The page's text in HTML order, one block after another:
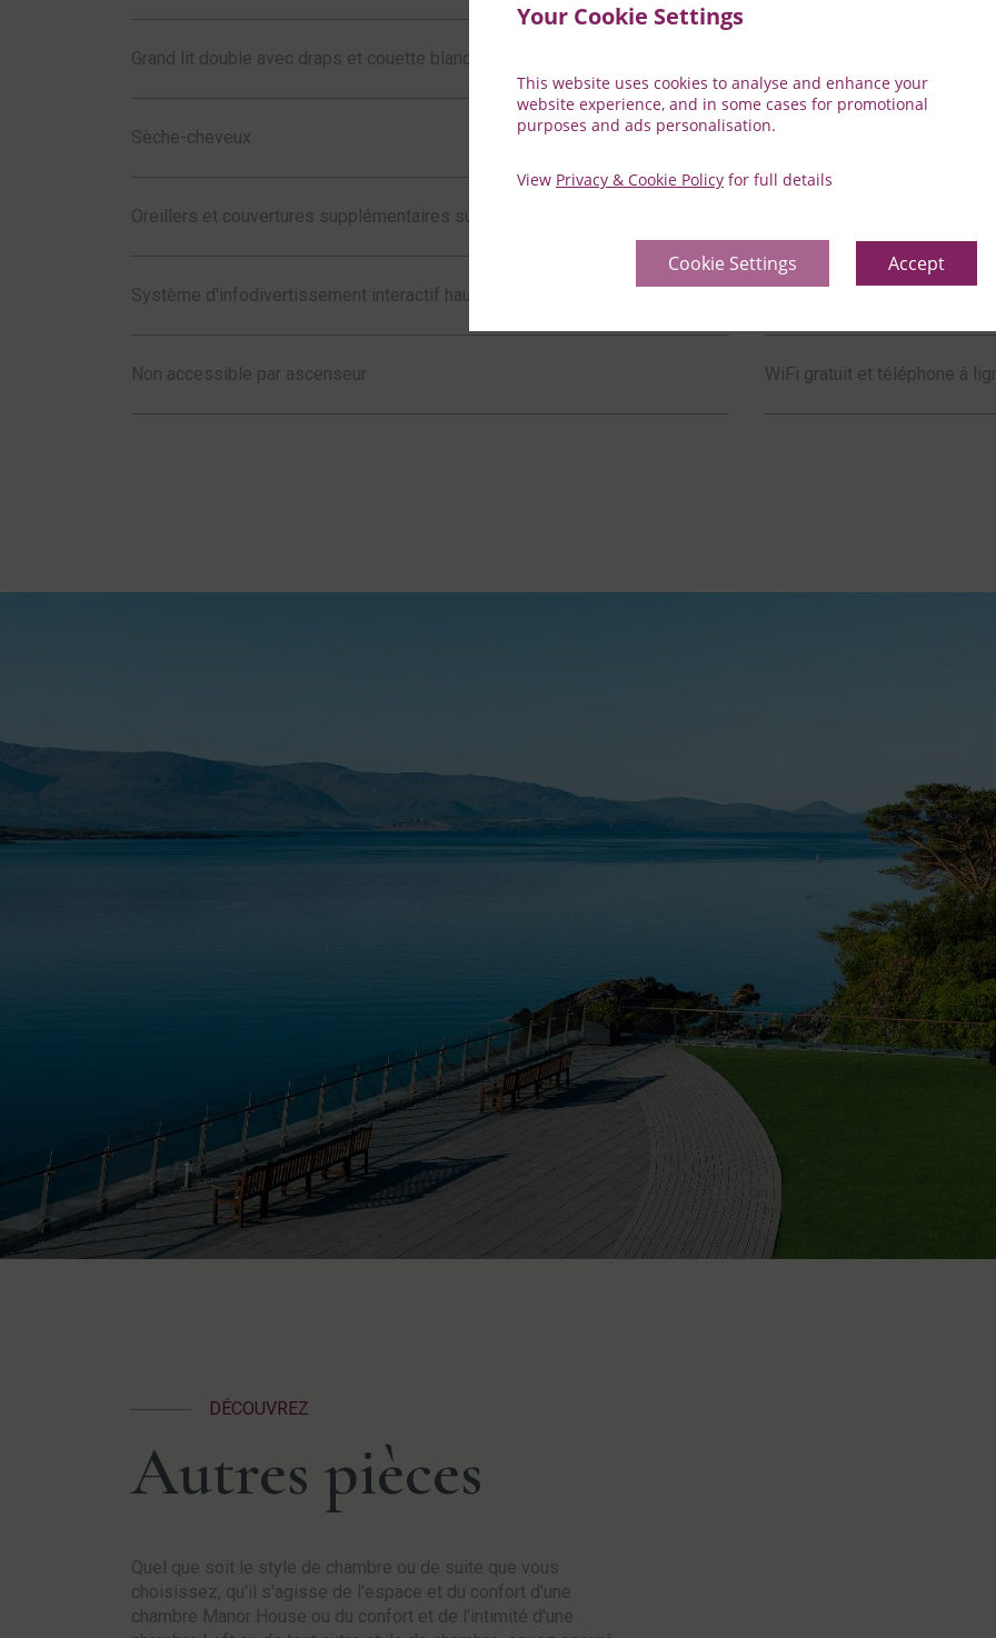
Your Cookie Settings
This website uses cookies to analyse and enhance your
website experience, and in some cases for promotional
purposes and ads personalisation.
View Privacy & Cookie Policy for full details
Cookie Settings Accept
Grand lit double avec draps et couette blancs éclatants Salle de bain attenante avec
Sèche-cheveux Sélection de serviettes
Oreillers et couvertures supplémentaires sur demande.
Système d'infodivertissement interactif haute définition de 32 pouces Installations pour faire du
Non accessible par ascenseur WiFi gratuit et téléphone à
DÉCOUVREZ
Autres pièces
Quel que soit le style de chambre ou de suite que vous
choisissez, qu'il s'agisse de l'espace et du confort d'une
chambre Manor House ou du confort et de l'intimité d'une